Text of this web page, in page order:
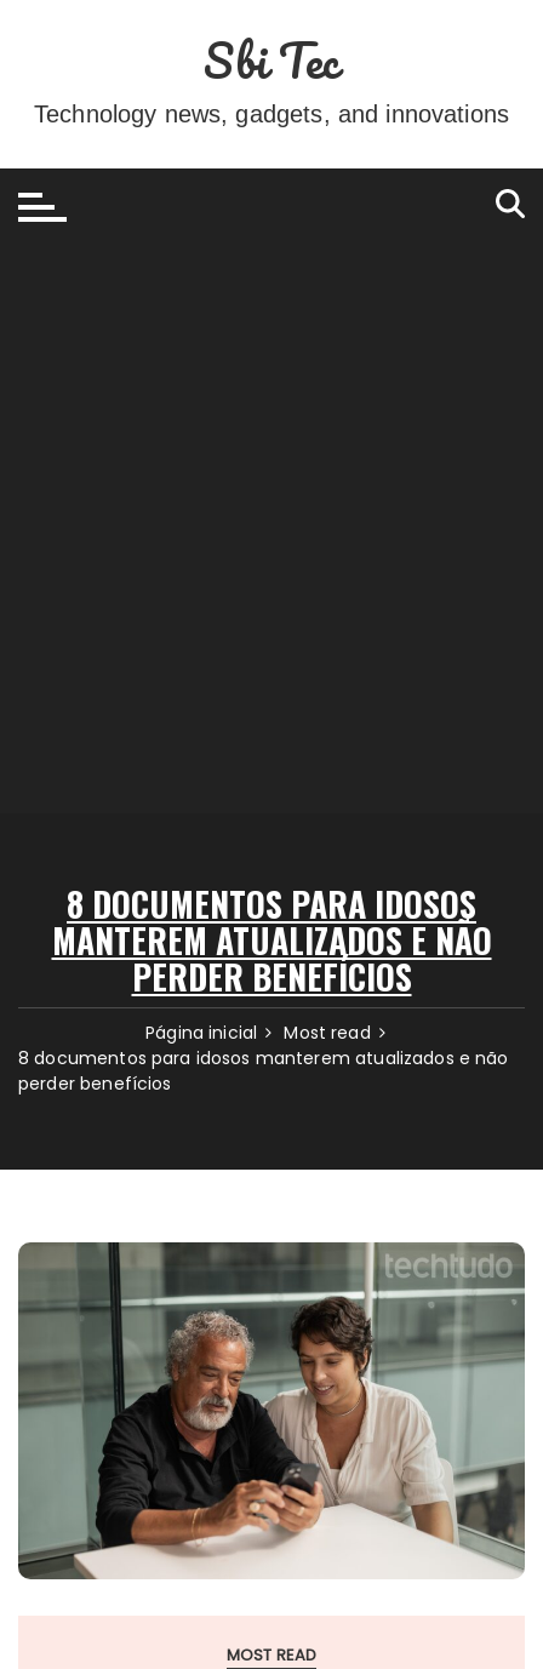
conteúdo
Sbi Tec
Technology news, gadgets, and innovations
8 DOCUMENTOS PARA IDOSOS
MANTEREM ATUALIZADOS E NÃO
PERDER BENEFÍCIOS
Página inicial
Most read
8 documentos para idosos manterem atualizados e não
perder benefícios
MOST READ